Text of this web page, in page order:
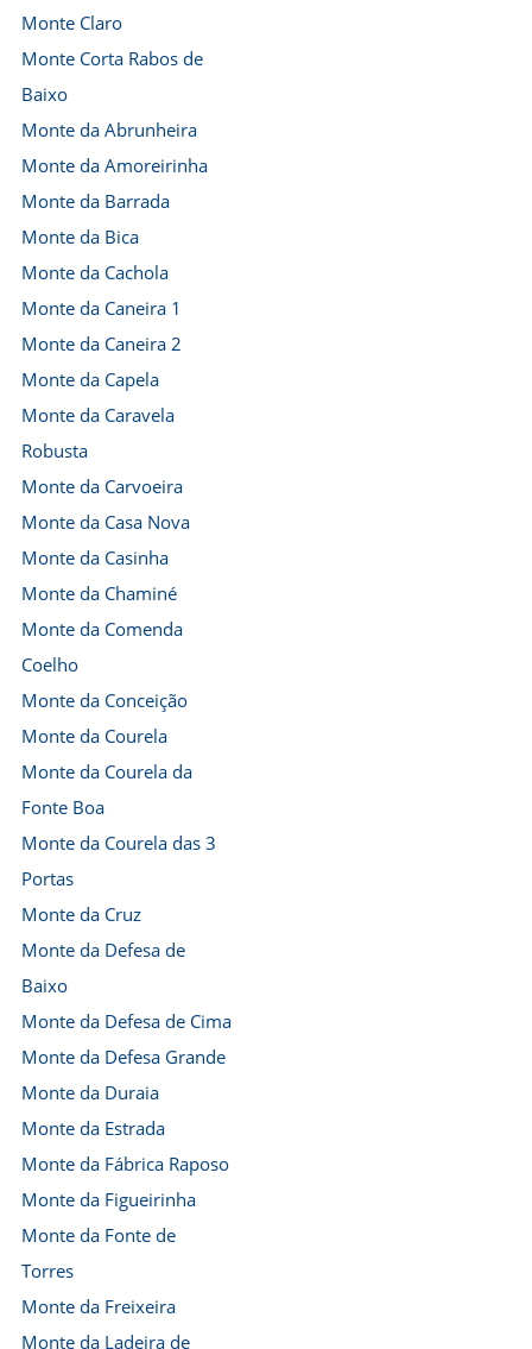
Monte Claro
Monte Corta Rabos de
Baixo
Monte da Abrunheira
Monte da Amoreirinha
Monte da Barrada
Monte da Bica
Monte da Cachola
Monte da Caneira 1
Monte da Caneira 2
Monte da Capela
Monte da Caravela
Robusta
Monte da Carvoeira
Monte da Casa Nova
Monte da Casinha
Monte da Chaminé
Monte da Comenda
Coelho
Monte da Conceição
Monte da Courela
Monte da Courela da
Fonte Boa
Monte da Courela das 3
Portas
Monte da Cruz
Monte da Defesa de
Baixo
Monte da Defesa de Cima
Monte da Defesa Grande
Monte da Duraia
Monte da Estrada
Monte da Fábrica Raposo
Monte da Figueirinha
Monte da Fonte de
Torres
Monte da Freixeira
Monte da Ladeira de